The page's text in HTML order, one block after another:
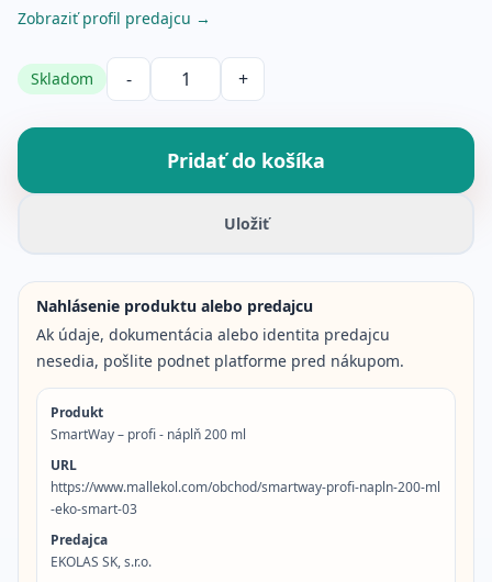
Zobraziť profil predajcu →
Skladom -
Množstvo produktu
+
Pridať do košíka
Uložiť
Nahlásenie produktu alebo predajcu
Ak údaje, dokumentácia alebo identita predajcu
nesedia, pošlite podnet platforme pred nákupom.
Produkt
SmartWay – profi - náplň 200 ml
URL
https://www.mallekol.com/obchod/smartway-profi-napln-200-ml
-eko-smart-03
Predajca
EKOLAS SK, s.r.o.